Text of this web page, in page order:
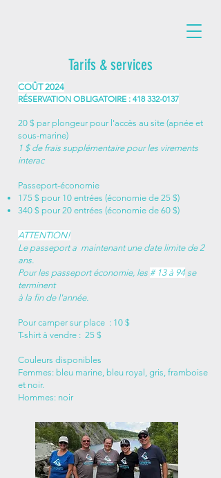
Tarifs & services
COÛT 2024
RÉSERVATION OBLIGATOIRE : 418 332-0137
20 $ par plongeur pour l'accès au site (apnée et
sous-marine)
1 $ de frais supplémentaire pour les virements
interac
Passeport-économie
175 $ pour 10 entrées (économie de 25 $)
340 $ pour 20 entrées (économie de 60 $)
ATTENTION!
Le passeport a maintenant une date limite de 2
ans.
Pour les passeport économie, les # 13 à 94 se
terminent
à la fin de l'année.
Pour camper sur place : 10 $
T-shirt à vendre : 25 $
Couleurs disponibles
Femmes: bleu marine, bleu royal, gris, framboise
et noir.
Hommes: noir